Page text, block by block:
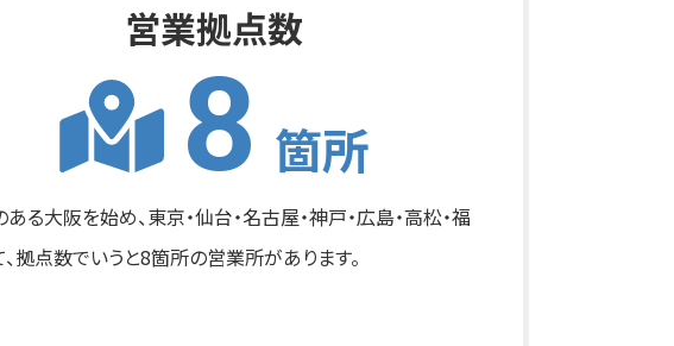
営業拠点数
8 箇所
る大阪を始め、東京・仙台・名古屋・神戸・広島・高松・福
拠点数でいうと8箇所の営業所があります。